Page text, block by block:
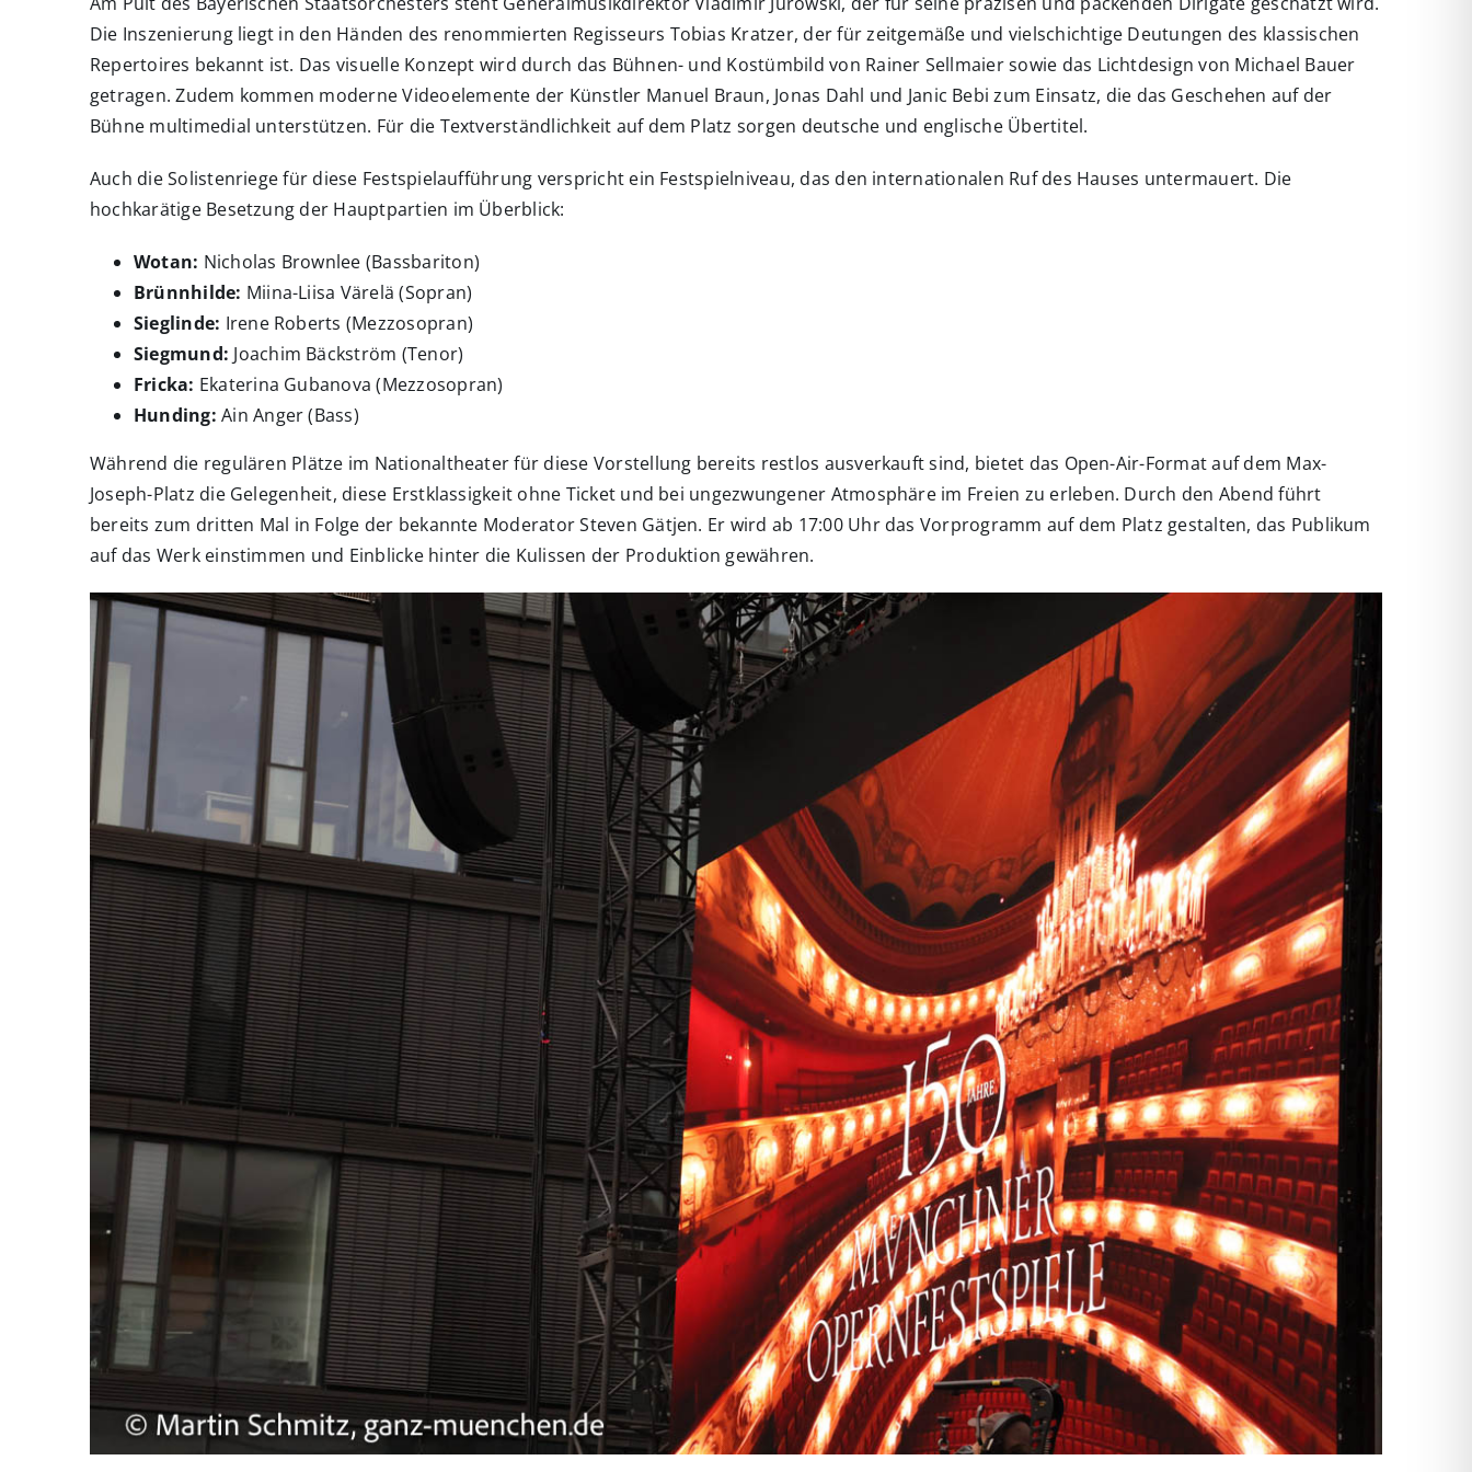
Die Inszenierung liegt in den Händen des renommierten Regisseurs Tobias Kratzer, der für zeitgemäße und vielschichtige Deutungen des klassischen
Repertoires bekannt ist. Das visuelle Konzept wird durch das Bühnen- und Kostümbild von Rainer Sellmaier sowie das Lichtdesign von Michael Bauer
getragen. Zudem kommen moderne Videoelemente der Künstler Manuel Braun, Jonas Dahl und Janic Bebi zum Einsatz, die das Geschehen auf der
Bühne multimedial unterstützen. Für die Textverständlichkeit auf dem Platz sorgen deutsche und englische Übertitel.
Auch die Solistenriege für diese Festspielaufführung verspricht ein Festspielniveau, das den internationalen Ruf des Hauses untermauert. Die
hochkarätige Besetzung der Hauptpartien im Überblick:
Wotan: Nicholas Brownlee (Bassbariton)
Brünnhilde: Miina-Liisa Värelä (Sopran)
Sieglinde: Irene Roberts (Mezzosopran)
Siegmund: Joachim Bäckström (Tenor)
Fricka: Ekaterina Gubanova (Mezzosopran)
Hunding: Ain Anger (Bass)
Während die regulären Plätze im Nationaltheater für diese Vorstellung bereits restlos ausverkauft sind, bietet das Open-Air-Format auf dem Max-
Joseph-Platz die Gelegenheit, diese Erstklassigkeit ohne Ticket und bei ungezwungener Atmosphäre im Freien zu erleben. Durch den Abend führt
bereits zum dritten Mal in Folge der bekannte Moderator Steven Gätjen. Er wird ab 17:00 Uhr das Vorprogramm auf dem Platz gestalten, das Publikum
auf das Werk einstimmen und Einblicke hinter die Kulissen der Produktion gewähren.